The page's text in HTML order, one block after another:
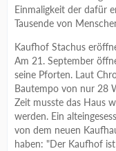
Einmaligkeit der dafür
Tausende von
Kaufhof Stachus
Am 21. September
seine Pforten. Laut
Bautempo von nur 28
Zeit musste das Haus
werden. Ein
von dem neuen
haben: "Der Kaufhof